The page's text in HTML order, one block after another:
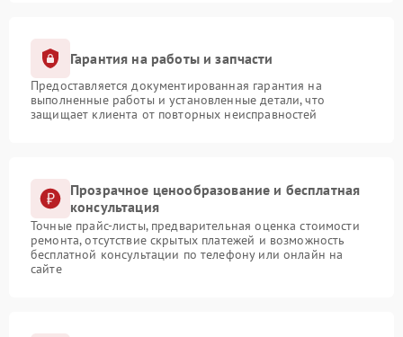
Гарантия на работы и запчасти
Предоставляется документированная гарантия на
выполненные работы и установленные детали, что
защищает клиента от повторных неисправностей
Прозрачное ценообразование и бесплатная
консультация
Точные прайс-листы, предварительная оценка стоимости
ремонта, отсутствие скрытых платежей и возможность
бесплатной консультации по телефону или онлайн на
сайте